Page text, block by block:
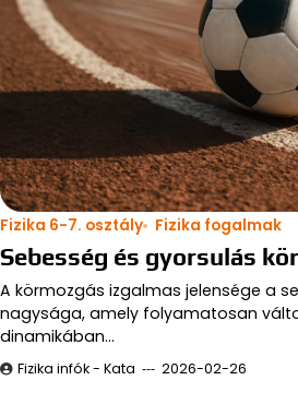
Fizika 6-7. osztály Fizika fogalmak
Sebesség és gyorsulás
A körmozgás izgalmas jelensége a
nagysága, amely folyamatosan
dinamikában…
Fizika infók - Kata 2026-02-26